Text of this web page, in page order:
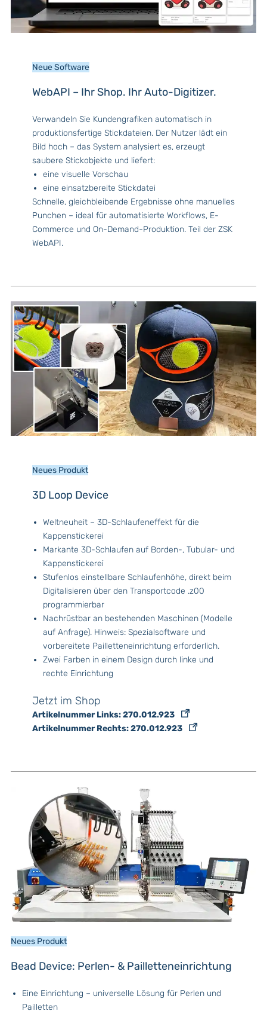
Neue Software
WebAPI – Ihr Shop. Ihr Auto-Digitizer.
Verwandeln Sie Kundengrafiken automatisch in
produktionsfertige Stickdateien. Der Nutzer lädt ein
Bild hoch – das System analysiert es, erzeugt
saubere Stickobjekte und liefert:
eine visuelle Vorschau
eine einsatzbereite Stickdatei
Schnelle, gleichbleibende Ergebnisse ohne manuelles
Punchen – ideal für automatisierte Workflows, E-
Commerce und On-Demand-Produktion. Teil der ZSK
WebAPI.
Neues Produkt
3D Loop Device
Weltneuheit – 3D-Schlaufeneffekt für die
Kappenstickerei
Markante 3D-Schlaufen auf Borden-, Tubular- und
Kappenstickerei
Stufenlos einstellbare Schlaufenhöhe, direkt beim
Digitalisieren über den Transportcode .z00
programmierbar
Nachrüstbar an bestehenden Maschinen (Modelle
auf Anfrage). Hinweis: Spezialsoftware und
vorbereitete Pailletteneinrichtung erforderlich.
Zwei Farben in einem Design durch linke und
rechte Einrichtung
Jetzt im Shop
Artikelnummer Links: 270.012.923
Artikelnummer Rechts: 270.012.923
Neues Produkt
Bead Device: Perlen- & Pailletteneinrichtung
Eine Einrichtung – universelle Lösung für Perlen und
Pailletten